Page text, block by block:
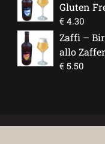
Gluten
€ 4.30
Zaffì –
allo
€ 5.50